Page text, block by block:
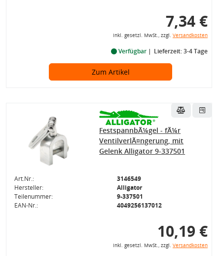
7,34 €
inkl. gesetzl. MwSt., zzgl. Versandkosten
Verfügbar Lieferzeit: 3-4 Tage
Zum Artikel
FestspannbÃ¼gel - fÃ¼r
VentilverlÃ¤ngerung, mit
Gelenk Alligator 9-337501
Art.Nr.:
3146549
Hersteller:
Alligator
Teilenummer:
9-337501
EAN-Nr.:
4049256137012
10,19 €
inkl. gesetzl. MwSt., zzgl. Versandkosten